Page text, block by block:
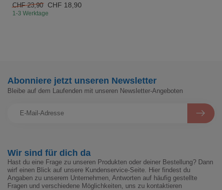
CHF 23,90 CHF 18,90
1-3 Werktage
Wir sind für dich da
Hast du eine Frage zu unseren Produkten oder deiner Bestellung? Dann
wirf einen Blick auf unsere Kundenservice-Seite. Hier findest du
Angaben zu unserem Unternehmen, Antworten auf häufig gestellte
Fragen und verschiedene Möglichkeiten, uns zu kontaktieren
Abonniere jetzt unseren Newsletter
Bleibe auf dem Laufenden mit unseren Newsletter-Angeboten